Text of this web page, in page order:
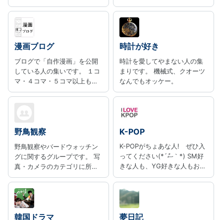
グラマ、インフラエンジニ
ク、広報、総務から社長まで
ITに関わるお仕事をされてい
る女性の方の日常、ゆるくつ
リエイト系は基本的に除外さ
せていただきます。
漫画ブログ
ブログで「自作漫画」を公開
している人の集いです。 １コ
マ・４コマ・５コマ以上も、
実録も創作も、漫画を描いて
時計が好き
時計を愛してやまない人の集
まりです。 機械式、クオーツ
なんでもオッケー。
野鳥観察
野鳥観察やバードウォッチン
グに関するグループです。 写
真・カメラのカテゴリに所属
していますが、双眼鏡での鳥
ださい！
K-POP
K-POPがちょあな人! ぜひ入
ってください(*´ސު｀*) SM好
きな人も、YG好きな人もおっ
げぇぇぇぇぇぇ!!!
韓国ドラマ 夢日記